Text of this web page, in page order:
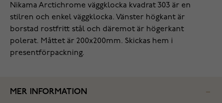
Nikama Arctichrome väggklocka kvadrat 303 är en
stilren och enkel väggklocka. Vänster högkant är
borstad rostfritt stål och däremot är högerkant
polerat. Måttet är 200x200mm. Skickas hem i
presentförpackning.
MER INFORMATION